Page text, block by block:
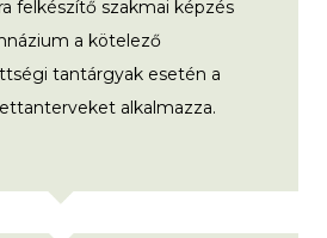
felkészítő szakmai képzés
a kötelező
tantárgyak esetén a
alkalmazza.